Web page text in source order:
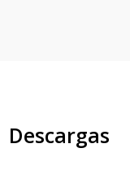
Descargas